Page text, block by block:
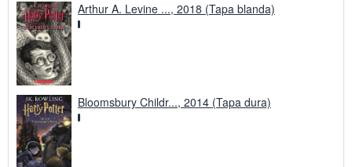
Arthur A. Levine ..., 2018 (Tapa blanda)
Bloomsbury Childr..., 2014 (Tapa dura)